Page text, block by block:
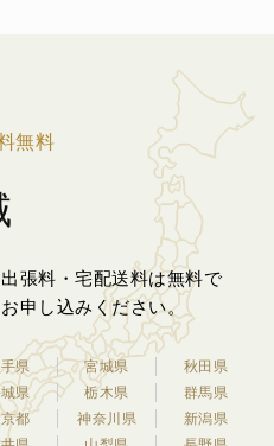
無料
張料・宅配送料は無料で
申し込みください。
県 宮城県
秋田県
県 栃木県
群馬県
都 神奈川県
新潟県